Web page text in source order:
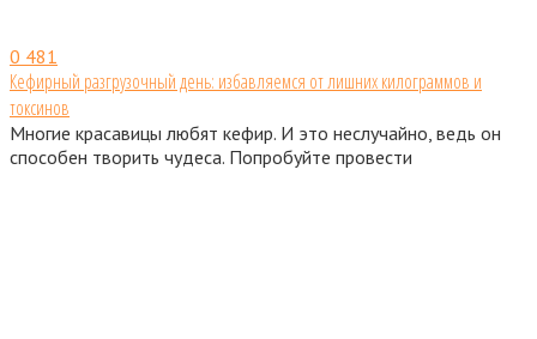
0 481
Кефирный разгрузочный день: избавляемся от лишних килограммов и
токсинов
Многие красавицы любят кефир. И это неслучайно, ведь он
способен творить чудеса. Попробуйте провести